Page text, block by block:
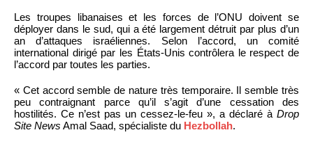
Les troupes libanaises et les forces de l’ONU doivent se
déployer dans le sud, qui a été largement détruit par plus d’un
an d’attaques israéliennes. Selon l’accord, un comité
international dirigé par les États-Unis contrôlera le respect de
l’accord par toutes les parties.
« Cet accord semble de nature très temporaire. Il semble très
peu contraignant parce qu’il s’agit d’une cessation des
hostilités. Ce n’est pas un cessez-le-feu », a déclaré à Drop
Site News Amal Saad, spécialiste du Hezbollah.